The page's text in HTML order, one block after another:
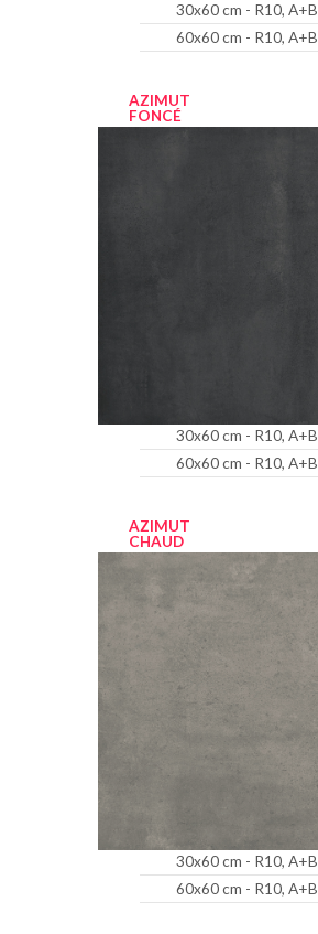
30x60 cm - R10, A+B
60x60 cm - R10, A+B
AZIMUT
FONCÉ
30x60 cm - R10, A+B
60x60 cm - R10, A+B
AZIMUT
CHAUD
30x60 cm - R10, A+B
60x60 cm - R10, A+B